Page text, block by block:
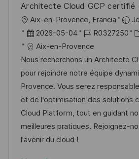
i
c
a
c
i
ó
n
Architecte Cloud GCP certifié
U
b
c
a
c
i
ó
n
Aix-en-Provence, Francia
F
e
c
h
a
d
e
p
u
2026-05-04
I
D
d
e
e
m
p
l
R0327250
C
t
e
g
o
r
í
Aix-en-Provence
Nous recherchons un Architecte
pour rejoindre notre équipe
Provence. Vous serez
et de l'optimisation des solutions
Cloud Platform, tout en guidant
meilleures pratiques. Rejoignez-
l'avenir du cloud !